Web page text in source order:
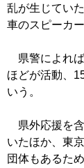
乱が生じてい
車のスピーカ
県警によれば
ほどが活動、
いう。
県外応援を
いたほか、東
団体もあるた